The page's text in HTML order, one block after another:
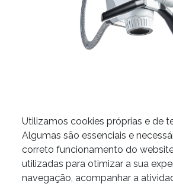
Microscópio
Zeiss
Utilizamos cookies próprias e de
Algumas são essenciais e
correto funcionamento do
utilizadas para otimizar a sua
navegação, acompanhar a